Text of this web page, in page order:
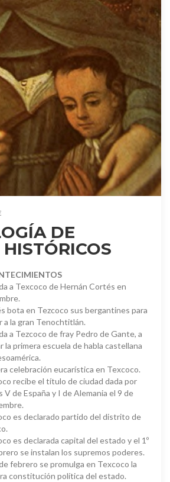
DE
a Texcoco de Hernán Cortés en
bota en Tezcoco sus bergantines para
a la gran Tenochtitlán.
a Tezcoco de fray Pedro de Gante, a
la primera escuela de habla castellana
celebración eucarística en Texcoco.
recibe el título de ciudad dada por
V de España y I de Alemania el 9 de
es declarado partido del distrito de
es declarada capital del estado y el 1º
se instalan los supremos poderes.
febrero se promulga en Texcoco la
constitución política del estado.